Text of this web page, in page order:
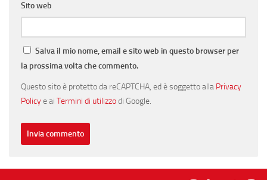
Sito web
Salva il mio nome, email e sito web in questo browser per
la prossima volta che commento.
Questo sito è protetto da reCAPTCHA, ed è soggetto alla Privacy
Policye ai Termini di utilizzodi Google.